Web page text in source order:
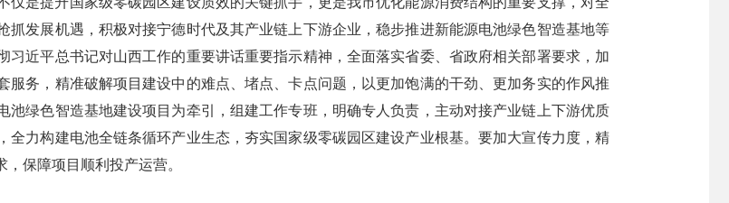
发展机遇，积极对接宁德时代及其产业链上下游企业，稳步推进新能源电池绿色智造基地等
近平总书记对山西工作的重要讲话重要指示精神，全面落实省委、省政府相关部署要求，加
务，精准破解项目建设中的难点、堵点、卡点问题，以更加饱满的干劲、更加务实的作风推
绿色智造基地建设项目为牵引，组建工作专班，明确专人负责，主动对接产业链上下游优质
力构建电池全链条循环产业生态，夯实国家级零碳园区建设产业根基。要加大宣传力度，精
保障项目顺利投产运营。